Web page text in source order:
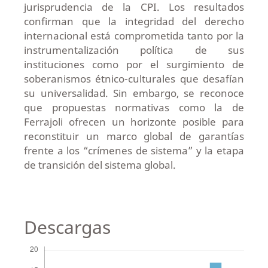
jurisprudencia de la CPI. Los resultados
confirman que la integridad del derecho
internacional está comprometida tanto por la
instrumentalización política de sus
instituciones como por el surgimiento de
soberanismos étnico-culturales que desafían
su universalidad. Sin embargo, se reconoce
que propuestas normativas como la de
Ferrajoli ofrecen un horizonte posible para
reconstituir un marco global de garantías
frente a los “crímenes de sistema” y la etapa
de transición del sistema global.
Descargas